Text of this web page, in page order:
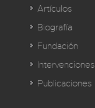
Artículos
Biografía
Fundación
Intervenciones
Publicaciones